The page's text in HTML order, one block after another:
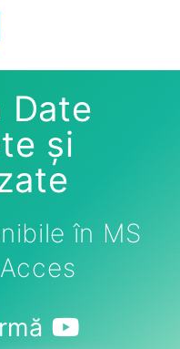
Date
și
în MS